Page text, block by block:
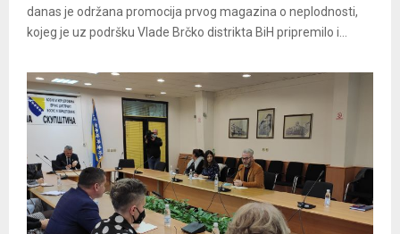
danas je održana promocija prvog magazina o neplodnosti,
kojeg je uz podršku Vlade Brčko distrikta BiH pripremilo i...